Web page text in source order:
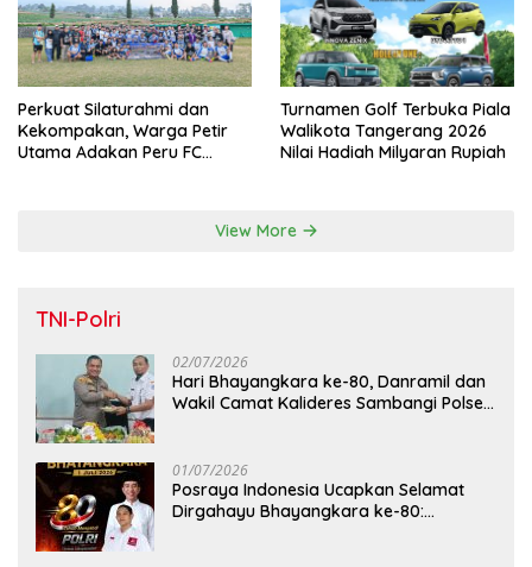
Perkuat Silaturahmi dan
Kekompakan, Warga Petir
Utama Adakan Peru FC
Turnamen Golf Terbuka Piala
Walikota Tangerang 2026
Nilai Hadiah Milyaran Rupiah
View More
TNI-Polri
02/07/2026
Hari Bhayangkara ke-80, Danramil dan
Wakil Camat Kalideres Sambangi Polsek
01/07/2026
Posraya Indonesia Ucapkan Selamat
Dirgahayu Bhayangkara ke-80: